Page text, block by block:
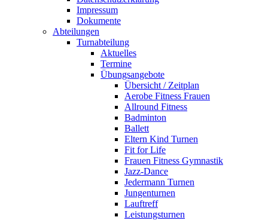
Impressum
Dokumente
Abteilungen
Turnabteilung
Aktuelles
Termine
Übungsangebote
Übersicht / Zeitplan
Aerobe Fitness Frauen
Allround Fitness
Badminton
Ballett
Eltern Kind Turnen
Fit for Life
Frauen Fitness Gymnastik
Jazz-Dance
Jedermann Turnen
Jungenturnen
Lauftreff
Leistungsturnen